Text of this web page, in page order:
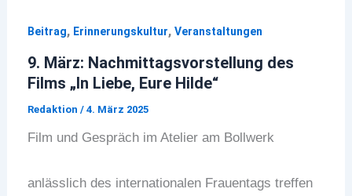
Beitrag, Erinnerungskultur, Veranstaltungen
9. März: Nachmittagsvorstellung des
Films „In Liebe, Eure Hilde“
Redaktion / 4. März 2025
Film und Gespräch im Atelier am Bollwerk
anlässlich des internationalen Frauentags treffen